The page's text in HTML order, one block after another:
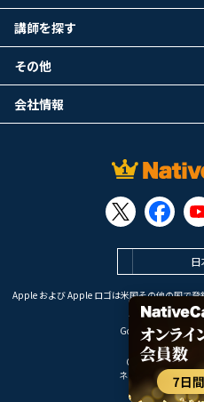
Apple および Apple ロゴは米国その他の国で
Apple Inc. のサー
Google Play は
Copyright © 2026
ネイティブキャンプ
講師を探す
その他
会社情報